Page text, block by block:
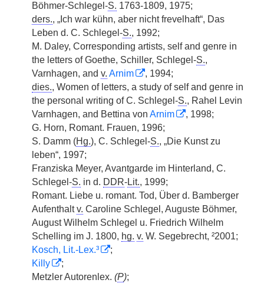
Böhmer-Schlegel-S. 1763-1809, 1975;
ders., „Ich war kühn, aber nicht frevelhaft“, Das
Leben d. C. Schlegel-S., 1992;
M. Daley, Corresponding artists, self and genre in
the letters of Goethe, Schiller, Schlegel-S.,
Varnhagen, and v. Arnim
, 1994;
dies., Women of letters, a study of self and genre in
the personal writing of C. Schlegel-S., Rahel Levin
Varnhagen, and Bettina von Arnim
, 1998;
G. Horn, Romant. Frauen, 1996;
S. Damm (Hg.), C. Schlegel-S., „Die Kunst zu
leben“, 1997;
Franziska Meyer, Avantgarde im Hinterland, C.
Schlegel-S. in d. DDR-Lit., 1999;
Romant. Liebe u. romant. Tod, Über d. Bamberger
Aufenthaltv. Caroline Schlegel, Auguste Böhmer,
August Wilhelm Schlegel u. Friedrich Wilhelm
Schelling im J. 1800, hg. v. W. Segebrecht, ²2001;
Kosch, Lit.-Lex.³
;
Killy
;
Metzler Autorenlex. (P);